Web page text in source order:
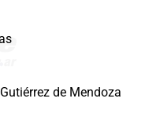
de Mendoza